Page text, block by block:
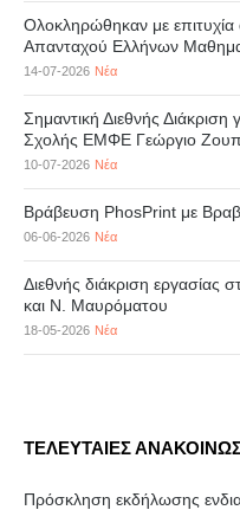
Ολοκληρώθηκαν με επιτυχία
Απανταχού Ελλήνων
14-07-2026 Νέα
Σημαντική Διεθνής
Σχολής ΕΜΦΕ Γεώργιο
10-07-2026 Νέα
Βράβευση PhosPrint με
06-06-2026 Νέα
Διεθνής διάκριση
και Ν. Μαυρόματου
18-05-2026 Νέα
ΤΕΛΕΥΤΑΙΕΣ
Πρόσκληση εκδήλωσης